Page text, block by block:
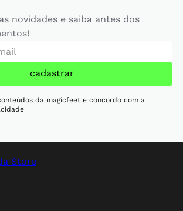
novidades e saiba antes dos
cadastrar
da magicfeet e concordo com a